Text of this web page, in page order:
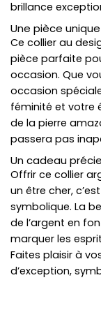
brillance
Une pièce
Ce collier au
pièce parfaite
occasion. Que
occasion
féminité et votre
de la pierre
passera pas
Un cadeau
Offrir ce collier
un être cher,
symbolique. La
de l’argent en
marquer les
Faites plaisir à
d’exception,